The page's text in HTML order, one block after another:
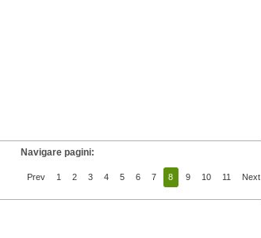
Navigare pagini:
Prev 1 2 3 4 5 6 7 8 9 10 11 Next